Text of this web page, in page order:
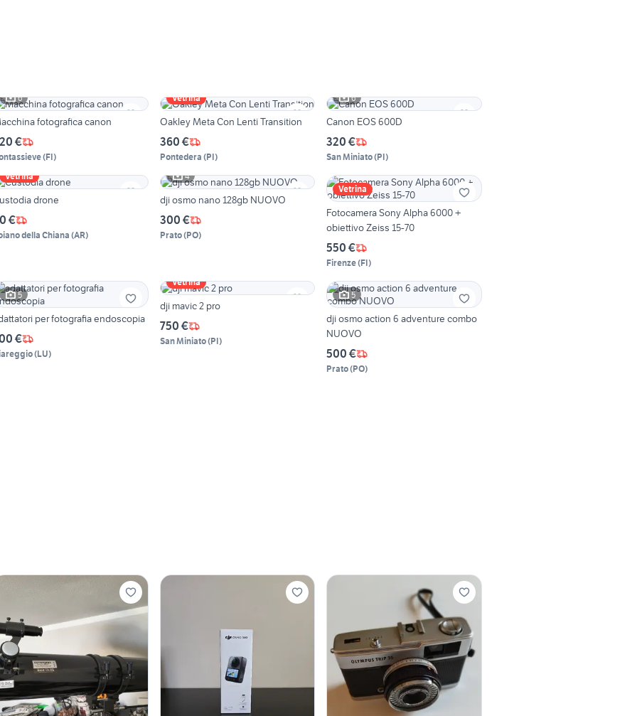
6
fotografica canon
€
(FI)
Vetrina
Oakley Meta Con Lenti Transition
360 €
Pontedera (PI)
6
Canon EOS 600D
320 €
San Miniato(PI)
Vetrina
drone
€
della Chiana (AR)
4
dji osmo nano 128gb NUOVO
300 €
Prato(PO)
Vetrina
Fotocamera Sony Alpha 6000 +
obiettivo Zeiss 15-70
550 €
Firenze(FI)
5
adattatori per fotografia endoscopia
€
(LU)
Vetrina
dji mavic 2 pro
750 €
San Miniato(PI)
5
dji osmo action 6 adventure combo
NUOVO
500 €
Prato(PO)